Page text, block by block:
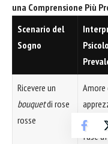
una Comprensione Più
Scenario del
Sogno
Ricevere un
bouquetdi rose
rosse
Amore
fase